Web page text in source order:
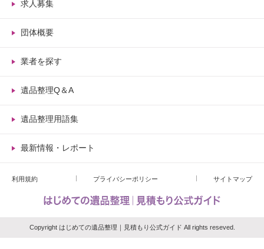
求人募集
団体概要
業者を探す
遺品整理Q＆A
遺品整理用語集
最新情報・レポート
利用規約 プライバシーポリシー サイトマップ
Copyright はじめての遺品整理｜見積もり公式ガイド All rights reseved.